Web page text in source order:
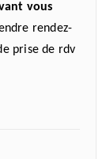
vous
rendez-
prise de rdv